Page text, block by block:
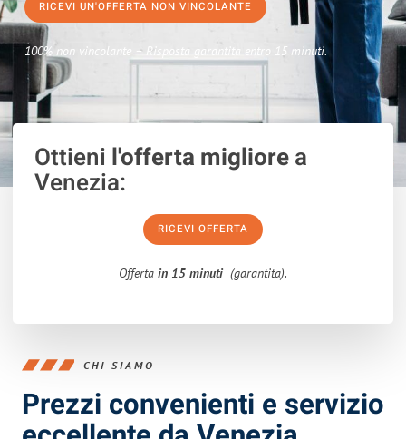
RICEVI UN'OFFERTA NON VINCOLANTE
100% non vincolante – Risposta garantita entro 15 minuti.
Ottieni l'offerta migliorea
Venezia:
RICEVI OFFERTA
Offerta in 15 minuti (garantita).
CHI SIAMO
Prezzi convenienti e servizio